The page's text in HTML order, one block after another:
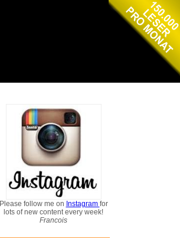
Please follow me on Instagram for
lots of new content every week!
Francois